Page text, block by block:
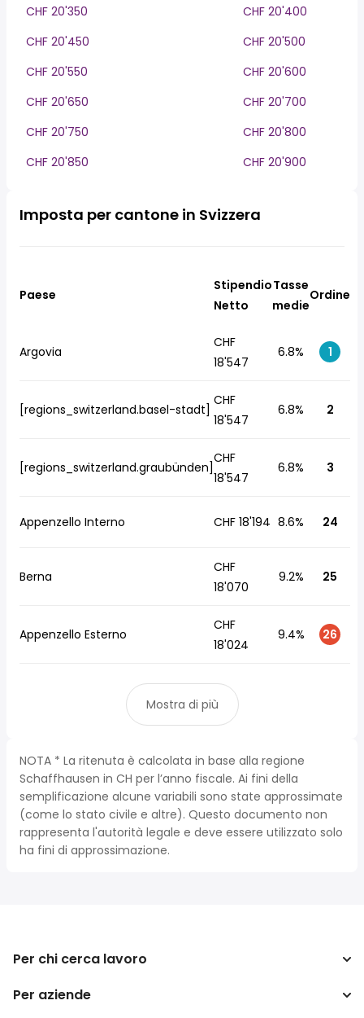
CHF 20'350
CHF 20'400
CHF 20'450
CHF 20'500
CHF 20'550
CHF 20'600
CHF 20'650
CHF 20'700
CHF 20'750
CHF 20'800
CHF 20'850
CHF 20'900
Imposta per cantone in Svizzera
Paese
Stipendio
Netto
Tasse
medie
Ordine
Argovia
CHF
18'547
6.8% 1
[regions_switzerland.basel-stadt]
CHF
18'547
6.8% 2
[regions_switzerland.graubünden]
CHF
18'547
6.8% 3
Appenzello Interno CHF 18'194 8.6% 24
Berna
CHF
18'070
9.2% 25
Appenzello Esterno
CHF
18'024
9.4% 26
Mostra di più
NOTA * La ritenuta è calcolata in base alla regione
Schaffhausen in CH per l’anno fiscale. Ai fini della
semplificazione alcune variabili sono state approssimate
(come lo stato civile e altre). Questo documento non
rappresenta l'autorità legale e deve essere utilizzato solo
ha fini di approssimazione.
Per chi cerca lavoro
Cerca lavoro
Per aziende